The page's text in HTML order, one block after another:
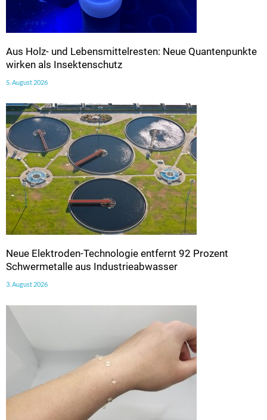
Aus Holz- und Lebensmittelresten: Neue Quantenpunkte
wirken als Insektenschutz
5. August 2026
Neue Elektroden-Technologie entfernt 92 Prozent
Schwermetalle aus Industrieabwasser
3. August 2026